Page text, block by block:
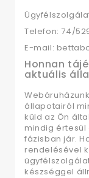
Telefon: 74/
E-mail:
Honnan
aktuális
állapotairól
küld az Ön
mindig
fázisban jár.
rendelésével
készséggel